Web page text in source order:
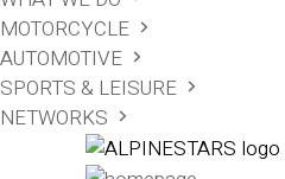
MOTORCYCLE
AUTOMOTIVE
SPORTS & LEISURE
NETWORKS